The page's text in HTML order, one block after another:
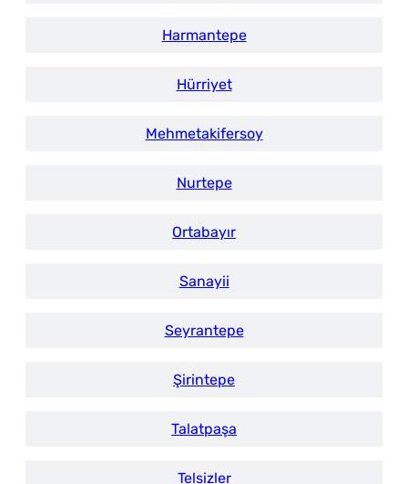
Harmantepe
Hürriyet
Mehmetakifersoy
Nurtepe
Ortabayır
Sanayii
Seyrantepe
Şirintepe
Talatpaşa
Telsizler